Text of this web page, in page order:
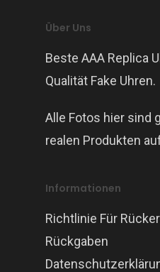
Über Uns
Beste AAA Replica
Qualität Fake Uhren.
Alle Fotos hier sind
realen Produkten
Informationen
Richtlinie Für
Rückgaben